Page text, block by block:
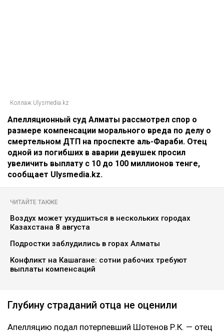
Коллаж Ulysmedia.kz
Апелляционный суд Алматы рассмотрел спор о
размере компенсации морального вреда по делу о
смертельном ДТП на проспекте аль-Фараби. Отец
одной из погибших в аварии девушек просил
увеличить выплату с 10 до 100 миллионов тенге,
сообщает Ulysmedia.kz.
ЧИТАЙТЕ ТАКЖЕ
Воздух может ухудшиться в нескольких городах
Казахстана 8 августа
Подростки заблудились в горах Алматы
Конфликт на Кашагане: сотни рабочих требуют
выплаты компенсаций
Глубину страданий отца не оценили
Апелляцию подал потерпевший Шотенов Р.К. — отец